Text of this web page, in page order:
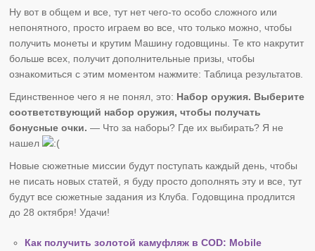
Ну вот в общем и все, тут нет чего-то особо сложного или
непонятного, просто играем во все, что только можно, чтобы
получить монеты и крутим Машину годовщины. Те кто накрутит
больше всех, получит дополнительные призы, чтобы
ознакомиться с этим моментом нажмите: Таблица результатов.
Единственное чего я не понял, это: Набор оружия. Выберите
соответствующий набор оружия, чтобы получать
бонусные очки. — Что за наборы? Где их выбирать? Я не
нашел
Новые сюжетные миссии будут поступать каждый день, чтобы
не писать новых статей, я буду просто дополнять эту и все, тут
будут все сюжетные задания из Клуба. Годовщина продлится
до 28 октября! Удачи!
Как получить золотой камуфляж в COD: Mobile